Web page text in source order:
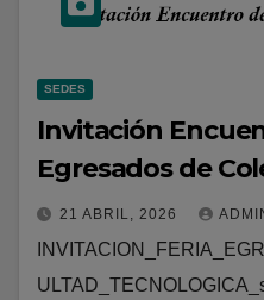
SEDES
Invitación
Egresados de
21 ABRIL, 2026